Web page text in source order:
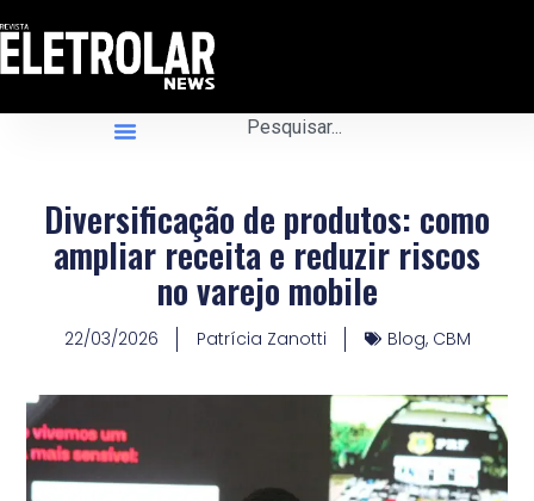
Diversificação de produtos: como
ampliar receita e reduzir riscos
no varejo mobile
22/03/2026 Patrícia Zanotti Blog, CBM